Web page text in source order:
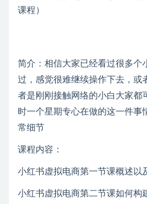
简介：相信大家已经看过很多个
过，感觉很难继续操作下去，或
者是刚刚接触网络的小白大家都
时一个星期专心在做的这一件事
常细节
课程内容：
小红书虚拟电商第一节课概述以
小红书虚拟电商第二节课如何构